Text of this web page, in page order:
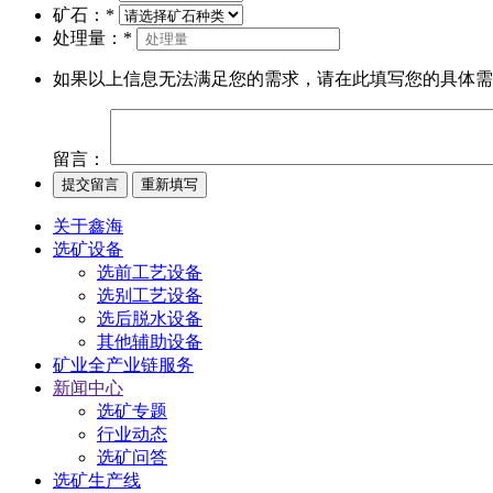
矿石： *
处理量： *
如果以上信息无法满足您的需求，请在此填写您的具体
留言：
关于鑫海
选矿设备
选前工艺设备
选别工艺设备
选后脱水设备
其他辅助设备
矿业全产业链服务
新闻中心
选矿专题
行业动态
选矿问答
选矿生产线